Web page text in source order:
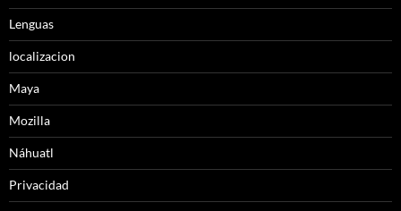
Lenguas
localizacion
Maya
Mozilla
Náhuatl
Privacidad